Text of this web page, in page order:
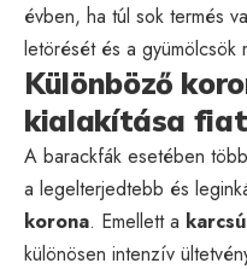
évben, ha túl sok termés
letörését és a gyümölcsök
Különböző
kialakítása
A barackfák esetében
a legelterjedtebb és
korona. Emellett a
különösen intenzív